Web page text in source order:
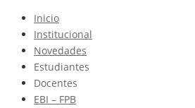
Inicio
Institucional
Novedades
Estudiantes
Docentes
EBI – FPB